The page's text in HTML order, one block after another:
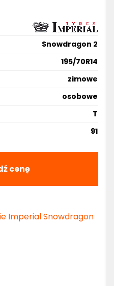
Snowdragon 2
195/70R14
zimowe
osobowe
T
91
cenę
Imperial Snowdragon